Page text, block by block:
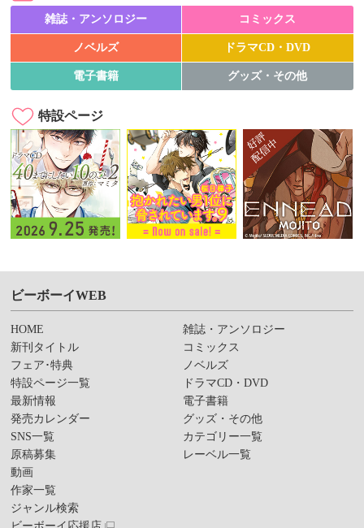
雑誌・アンソロジー コミックス
ノベルズ ドラマCD・DVD
電子書籍 グッズ・その他
特設ページ
ビーボーイWEB
HOME
新刊タイトル
フェア･特典
特設ページ一覧
最新情報
発売カレンダー
SNS一覧
原稿募集
動画
作家一覧
ジャンル検索
雑誌・アンソロジー
コミックス
ノベルズ
ドラマCD・DVD
電子書籍
グッズ・その他
カテゴリー一覧
レーベル一覧